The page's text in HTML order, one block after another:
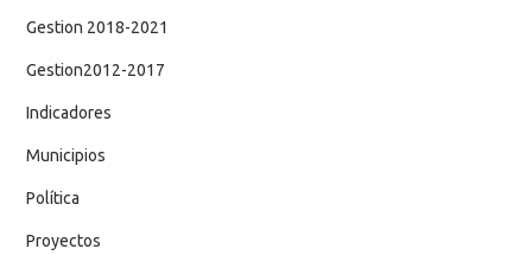
Gestion 2018-2021
Gestion2012-2017
Indicadores
Municipios
Política
Proyectos